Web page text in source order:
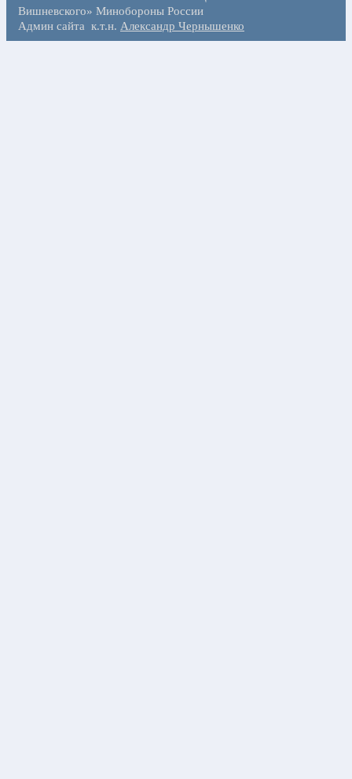
Вишневского» Минобороны России
Админ сайта к.т.н. Александр Чернышенко